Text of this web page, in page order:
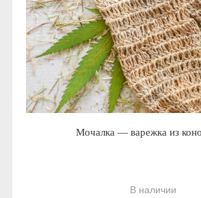
Мочалка — варежка из
В наличии